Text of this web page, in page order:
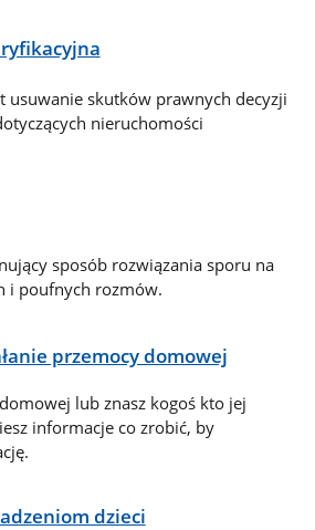
usuwanie skutków prawnych decyzji
nieruchomości
sposób rozwiązania sporu na
i poufnych rozmów.
przemocy domowej
lub znasz kogoś kto jej
informacje co zrobić, by
dzieci